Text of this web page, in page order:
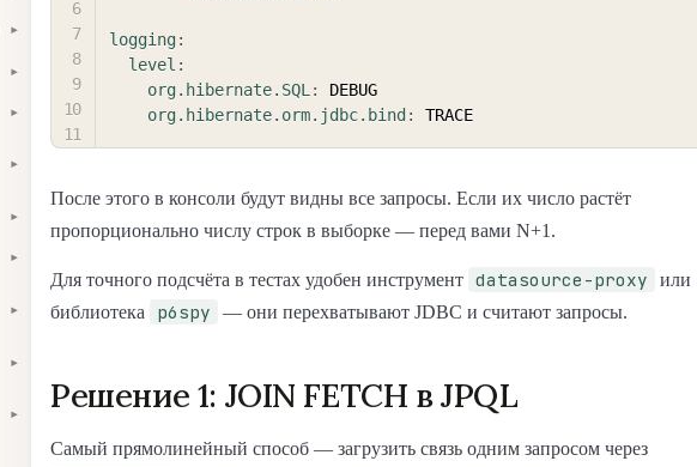
▾
▾
▾
▾
▾
▾
▾
▾
▾
logging:
level :
org.hibernate.SQL :
DEBUG
org.hibernate.orm.jdbc.bind :
После этого в консоли будут видны все запросы. Если их число растёт
пропорционально числу строк в выборке — перед вами N+1.
Для точного подсчёта в тестах удобен инструмент datasource-proxy
или
библиотека
p6spy — они перехватывают JDBC и считают запросы.
Решение 1: JOIN FETCH в JPQL
Самый прямолинейный способ — загрузить связь одним запросом через